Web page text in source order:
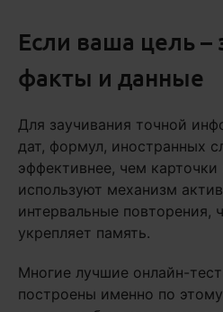
Если ваша цель –
факты и данные
Для заучивания точной
дат, формул, иностранных
эффективнее, чем
используют механизм
интервальные повторения,
укрепляет память.
Многие лучшие онлайн-
построены именно по